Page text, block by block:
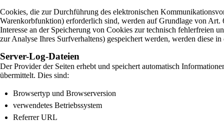
Cookies, die zur Durchführung des elektronischen
Warenkorbfunktion) erforderlich sind, werden auf Grundlage von
Interesse an der Speicherung von Cookies zur technisch fehlerfreien
zur Analyse Ihres Surfverhaltens) gespeichert werden, werden diese
Server-Log-Dateien
Der Provider der Seiten erhebt und speichert automatisch
übermittelt. Dies sind:
Browsertyp und Browserversion
verwendetes Betriebssystem
Referrer URL